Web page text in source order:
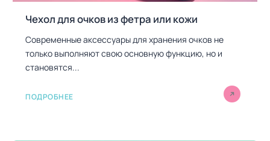
Чехол для очков из фетра или кожи
Современные аксессуары для хранения очков не
только выполняют свою основную функцию, но и
становятся...
ПОДРОБНЕЕ